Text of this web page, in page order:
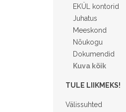
EKÜL kontorid
Juhatus
Meeskond
Nõukogu
Dokumendid
Kuva kõik
TULE LIIKMEKS!
Välissuhted